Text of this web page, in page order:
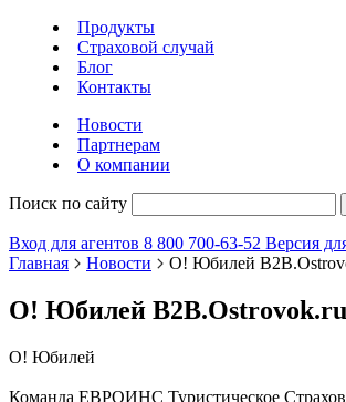
Продукты
Страховой случай
Блог
Контакты
Новости
Партнерам
О компании
Поиск по сайту
Вход для агентов 8 800 700-63-52 Версия
Главная
Новости О! Юбилей
О! Юбилей B2B.Ostrovok.ru
О! Юбилей
Команда ЕВРОИНС Туристическое